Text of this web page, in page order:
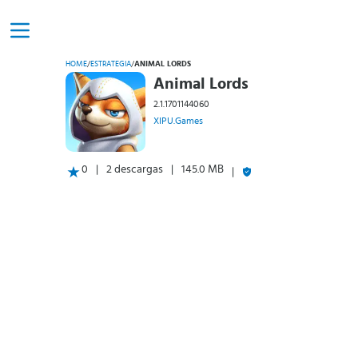
HOME/ESTRATEGIA/ANIMAL LORDS
Animal Lords
2.1.1701144060
XIPU.Games
0 2 descargas 145.0 MB